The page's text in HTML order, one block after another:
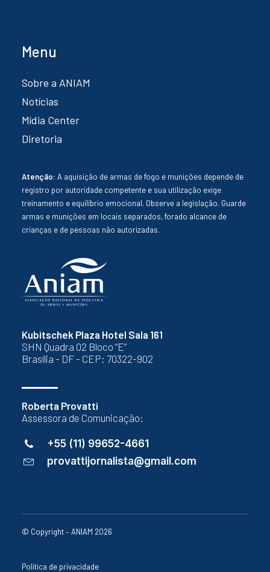
Kubitschek Plaza Hotel Sala 161
SHN Quadra 02 Bloco “E”
Brasília - DF - CEP: 70322-902
Roberta Provatti
Assessora de Comunicação:
+55 (11) 99652-4661
provattijornalista@gmail.com
Menu
Sobre a ANIAM
Notícias
Mídia Center
Diretoria
Atenção: A aquisição de armas de fogo e munições depende de
registro por autoridade competente e sua utilização exige
treinamento e equilíbrio emocional. Observe a legislação. Guarde
armas e munições em locais separados, forado alcance de
crianças e de pessoas não autorizadas.
© Copyright – ANIAM 2026
Política de privacidade